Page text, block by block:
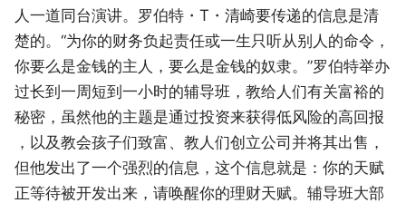
人一道同台演讲。罗伯特・T・清崎要传递的信息是清
楚的。“为你的财务负起责任或一生只听从别人的命令，
你要么是金钱的主人，要么是金钱的奴隶。”罗伯特举办
过长到一周短到一小时的辅导班，教给人们有关富裕的
秘密，虽然他的主题是通过投资来获得低风险的高回报
，以及教会孩子们致富、教人们创立公司并将其出售，
但他发出了一个强烈的信息，这个信息就是：你的天赋
正等待被开发出来，请唤醒你的理财天赋。辅导班大部